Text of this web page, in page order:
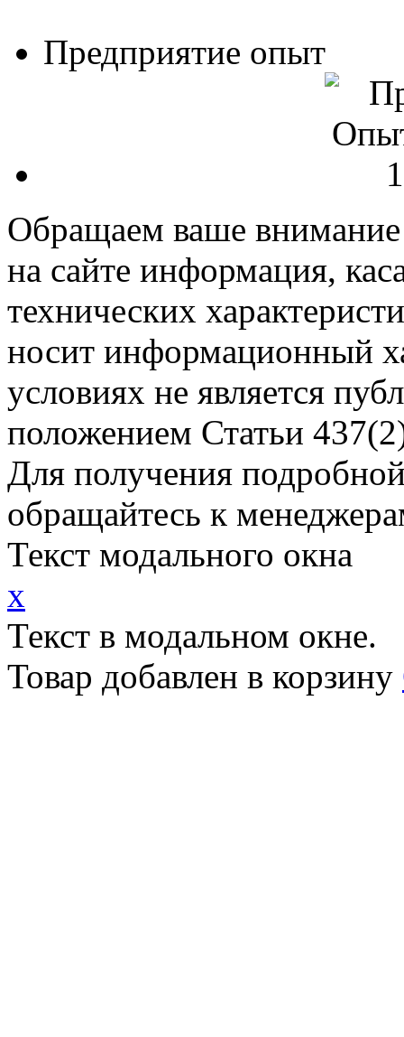
Предприятие опыт
Обращаем ваше внимание
на сайте информация,
технических
носит информационный
условиях не является
положением Статьи
Для получения
обращайтесь к
Текст модального окна
x
Текст в модальном окне.
Товар добавлен в корзину